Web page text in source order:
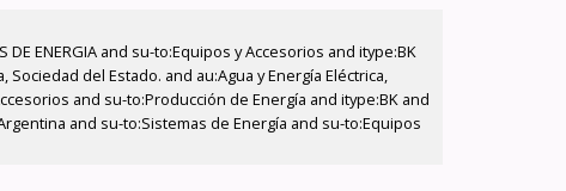
ENERGIA and su-to:Equipos y Accesorios and itype:BK
del Estado. and au:Agua y Energía Eléctrica,
and su-to:Producción de Energía and itype:BK and
and su-to:Sistemas de Energía and su-to:Equipos